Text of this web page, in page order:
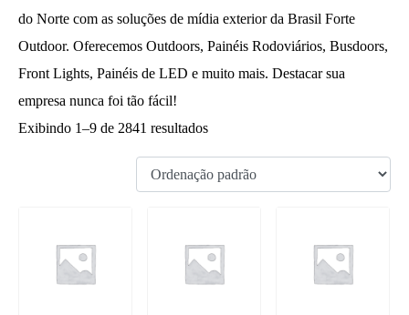
do Norte com as soluções de mídia exterior da Brasil Forte
Outdoor. Oferecemos Outdoors, Painéis Rodoviários, Busdoors,
Front Lights, Painéis de LED e muito mais. Destacar sua
empresa nunca foi tão fácil!
Exibindo 1–9 de 2841 resultados